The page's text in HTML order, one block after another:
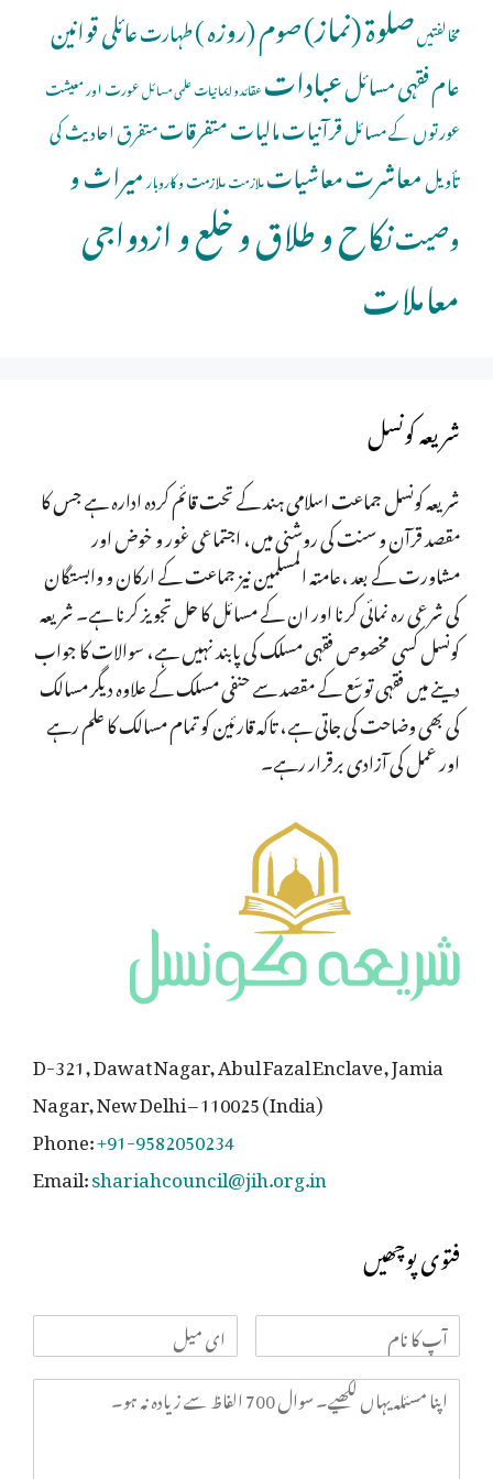
مخالفتیںصلوة (نماز)صوم (روزہ )طہارتعائلی قوانین
عام فقہی مسائلعباداتعقائد و ایمانیاتعلمی مسائلعورت اور معیشت
عورتوں کے مسائلقرآنیاتمالیاتمتفرقاتمتفرق احادیث کی
تأویلمعاشرتمعاشیاتملازمتملازمت و کاروبارمیراث و
وصیتنکاح و طلاق و خلع و ازدواجی
معاملات
شریعہ کونسل
شریعہ کونسل جماعت اسلامی ہند کے تحت قائم کردہ ادارہ ہے جس کا
مقصد قرآن و سنت کی روشنی میں، اجتماعی غور و خوض اور
مشاورت کے بعد ،عامتہ المسلمین نیز جماعت کے ارکان و وابستگان
کی شرعی رہ نمائی کرنا اور ان کے مسائل کا حل تجویز کرنا ہے۔ شریعہ
کونسل کسی مخصوص فقہی مسلک کی پابند نہیں ہے، سوالات کا جواب
دینے میں فقہی توسّع کے مقصد سے حنفی مسلک کے علاوہ دیگر مسالک
کی بھی وضاحت کی جاتی ہے، تاکہ قارئین کو تمام مسالک کا علم رہے
اور عمل کی آزادی برقرار رہے۔
D-321, Dawat Nagar, Abul Fazal Enclave, Jamia
Nagar, New Delhi – 110025 (India)
Phone:+91-9582050234
Email:shariahcouncil@jih.org.in
فتوی پوچھیں